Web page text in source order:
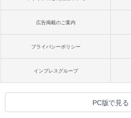
広告掲載のご案内
プライバシーポリシー
インプレスグループ
PC版で見る